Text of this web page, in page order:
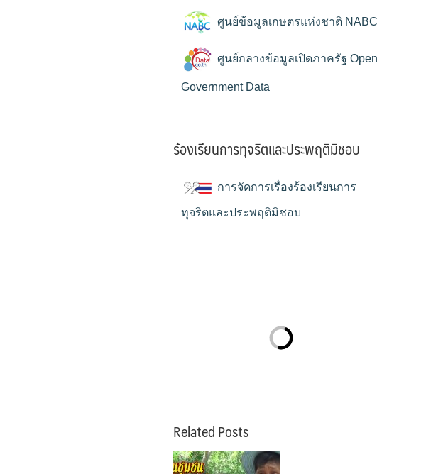
ศูนย์ข้อมูลเกษตรแห่งชาติ NABC
ศูนย์กลางข้อมูลเปิดภาครัฐ Open
Government Data
ร้องเรียนการทุจริตและประพฤติมิชอบ
การจัดการเรื่องร้องเรียนการ
ทุจริตและประพฤติมิชอบ
Related Posts